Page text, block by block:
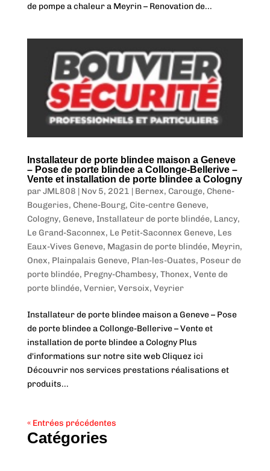
de pompe a chaleur a Meyrin – Renovation de...
Installateur de porte blindee maison a Geneve
– Pose de porte blindee a Collonge-Bellerive –
Vente et installation de porte blindee a Cologny
parJML808 | Nov 5, 2021 | Bernex, Carouge, Chene-
Bougeries, Chene-Bourg, Cite-centre Geneve,
Cologny, Geneve, Installateur de porte blindée, Lancy,
Le Grand-Saconnex, Le Petit-Saconnex Geneve, Les
Eaux-Vives Geneve, Magasin de porte blindée, Meyrin,
Onex, Plainpalais Geneve, Plan-les-Ouates, Poseur de
porte blindée, Pregny-Chambesy, Thonex, Vente de
porte blindée, Vernier, Versoix, Veyrier
Installateur de porte blindee maison a Geneve – Pose
de porte blindee a Collonge-Bellerive – Vente et
installation de porte blindee a Cologny Plus
d'informations sur notre site web Cliquez ici
Découvrir nos services prestations réalisations et
produits...
« Entrées précédentes
Catégories